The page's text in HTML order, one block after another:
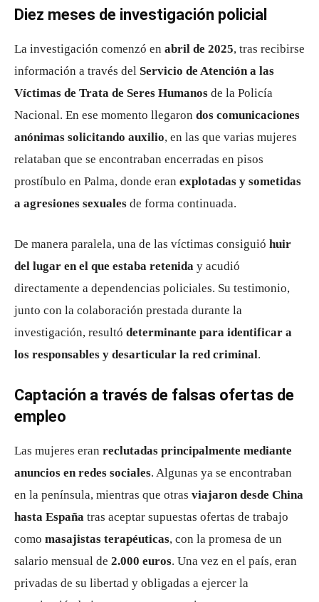
Diez meses de investigación policial
La investigación comenzó en abril de 2025, tras recibirse
información a través del Servicio de Atención a las
Víctimas de Trata de Seres Humanos de la Policía
Nacional. En ese momento llegaron dos comunicaciones
anónimas solicitando auxilio, en las que varias mujeres
relataban que se encontraban encerradas en pisos
prostíbulo en Palma, donde eran explotadas y sometidas
a agresiones sexuales de forma continuada.
De manera paralela, una de las víctimas consiguió huir
del lugar en el que estaba retenida y acudió
directamente a dependencias policiales. Su testimonio,
junto con la colaboración prestada durante la
investigación, resultó determinante para identificar a
los responsables y desarticular la red criminal.
Captación a través de falsas ofertas de
empleo
Las mujeres eran reclutadas principalmente mediante
anuncios en redes sociales. Algunas ya se encontraban
en la península, mientras que otras viajaron desde China
hasta España tras aceptar supuestas ofertas de trabajo
como masajistas terapéuticas, con la promesa de un
salario mensual de 2.000 euros. Una vez en el país, eran
privadas de su libertad y obligadas a ejercer la